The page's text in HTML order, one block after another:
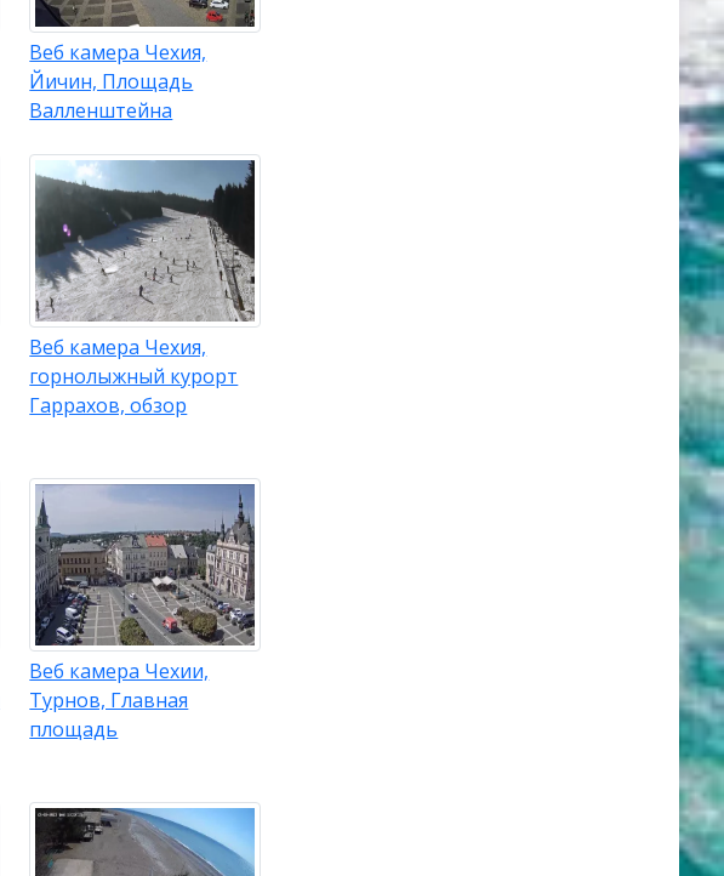
Веб камера Чехия,
Йичин, Площадь
Валленштейна
Веб камера Чехия,
горнолыжный курорт
Гаррахов, обзор
Веб камера Чехии,
Турнов, Главная
площадь